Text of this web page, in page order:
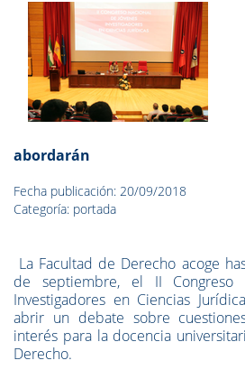
abordarán
Fecha publicación: 20/09/2018
Categoría: portada
La Facultad de Derecho acoge
de septiembre, el II Congreso
Investigadores en Ciencias
abrir un debate sobre
interés para la docencia
Derecho.